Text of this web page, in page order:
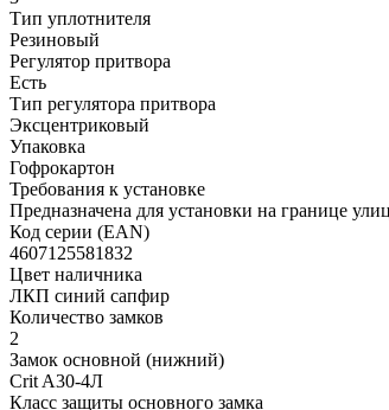
Тип уплотнителя
Резиновый
Регулятор притвора
Есть
Тип регулятора притвора
Эксцентриковый
Упаковка
Гофрокартон
Требования к установке
Предназначена для установки на границе
Код серии (EAN)
4607125581832
Цвет наличника
ЛКП синий сапфир
Количество замков
2
Замок основной (нижний)
Crit A30-4Л
Класс защиты основного замка